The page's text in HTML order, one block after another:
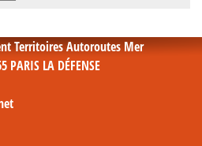
Territoires Autoroutes Mer
PARIS LA DÉFENSE